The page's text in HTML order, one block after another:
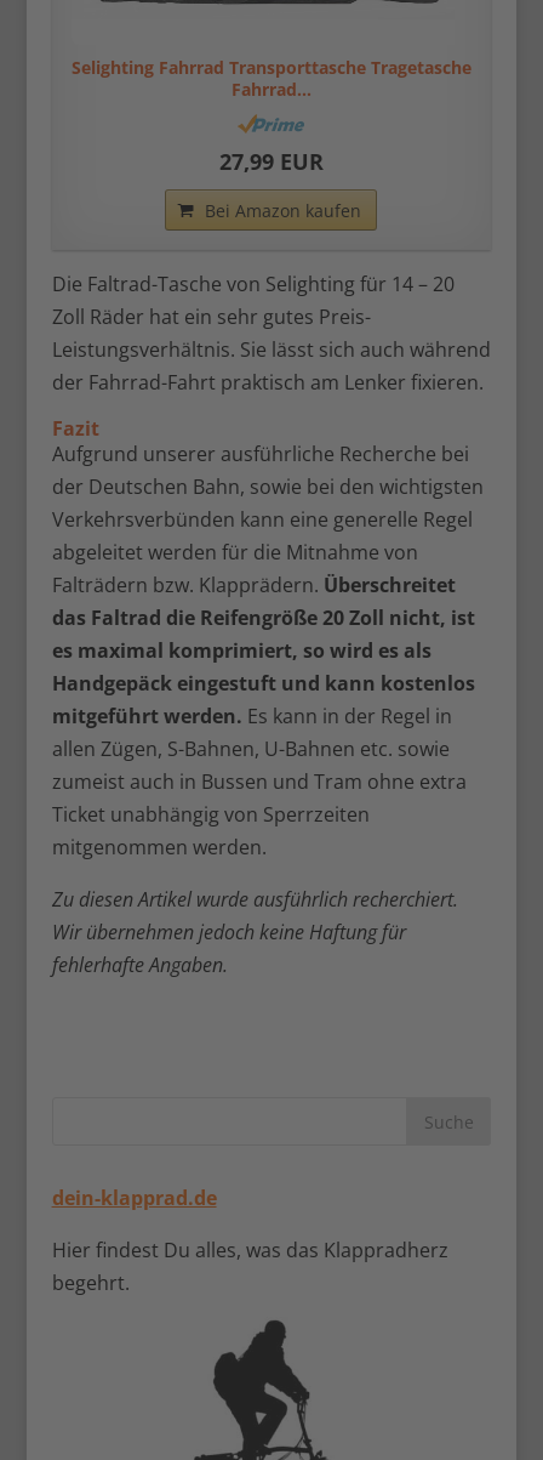
Selighting Fahrrad Transporttasche Tragetasche
Fahrrad...
27,99 EUR
Bei Amazon kaufen
Die Faltrad-Tasche von Selighting für 14 – 20
Zoll Räder hat ein sehr gutes Preis-
Leistungsverhältnis. Sie lässt sich auch während
der Fahrrad-Fahrt praktisch am Lenker fixieren.
Fazit
Aufgrund unserer ausführliche Recherche bei
der Deutschen Bahn, sowie bei den wichtigsten
Verkehrsverbünden kann eine generelle Regel
abgeleitet werden für die Mitnahme von
Falträdern bzw. Klapprädern. Überschreitet
das Faltrad die Reifengröße 20 Zoll nicht, ist
es maximal komprimiert, so wird es als
Handgepäck eingestuft und kann kostenlos
mitgeführt werden. Es kann in der Regel in
allen Zügen, S-Bahnen, U-Bahnen etc. sowie
zumeist auch in Bussen und Tram ohne extra
Ticket unabhängig von Sperrzeiten
mitgenommen werden.
Zu diesen Artikel wurde ausführlich recherchiert.
Wir übernehmen jedoch keine Haftung für
fehlerhafte Angaben.
dein-klapprad.de
Hier findest Du alles, was das Klappradherz
begehrt.